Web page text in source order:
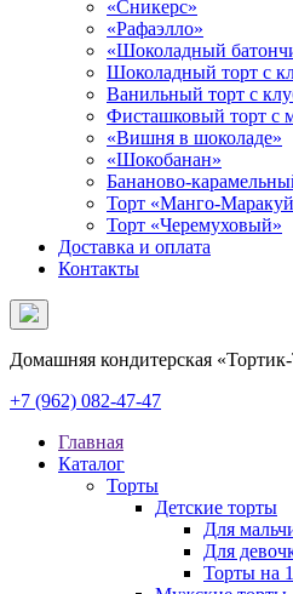
«Сникерс»
«Рафаэлло»
«Шоколадный
Шоколадный торт с
Ванильный торт с
Фисташковый торт с
«Вишня в шоколаде»
«Шокобанан»
Бананово-
Торт «Манго-
Торт «Черемуховый»
Доставка и оплата
Контакты
Домашняя кондитерская
+7 (962) 082-47-47
Главная
Каталог
Торты
Детские торты
Для
Для
Торты на